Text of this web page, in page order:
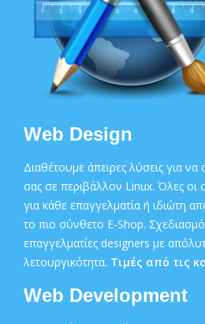
Web Design
Διαθέτουμε άπειρες λύσεις για
σας σε περιβάλλον Linux. Όλες οι
για κάθε επαγγελματία ή ιδιώτη
το πιο σύνθετο E-Shop.
επαγγελματίες designers με
λετουργικότητα. Τιμές από τις
Web Development